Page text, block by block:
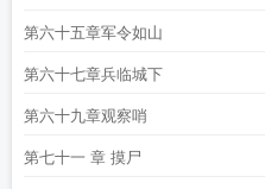
第六十五章军令如山
第六十七章兵临城下
第六十九章观察哨
第七十一 章 摸尸